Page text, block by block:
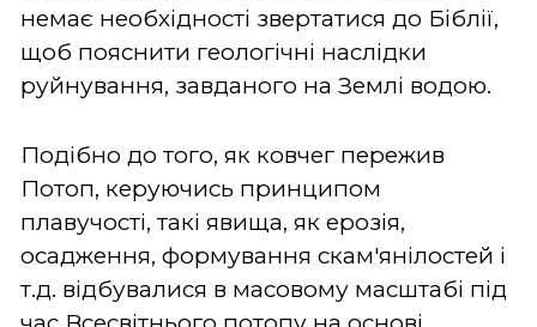
немає необхідності звертатися до Біблії,
щоб пояснити геологічні наслідки
руйнування, завданого на Землі водою.
Подібно до того, як ковчег пережив
Потоп, керуючись принципом
плавучості, такі явища, як ерозія,
осадження, формування скам'янілостей і
т.д. відбувалися в масовому масштабі під